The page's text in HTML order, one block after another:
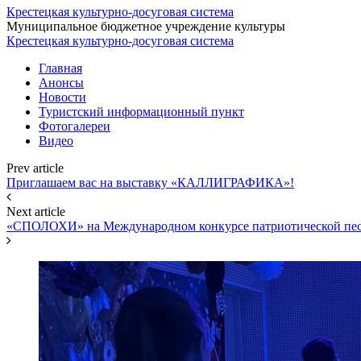
Крестецкая культурно-досуговая система
Муниципальное бюджетное учреждение культуры
Крестецкая культурно-досуговая система
Главная
Анонсы
Новости
Туристский информационный пункт
Фотогалереи
Видео
Prev article
Приглашаем вас на выставку «КАЛЛИГРАФИКА»!
Next article
«СПОЛОХИ» на Международном конкурсе патриотической